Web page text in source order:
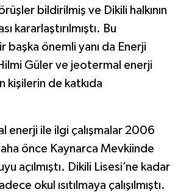
bildirilmiş ve Dikili halkının
kararlaştırılmıştı. Bu
başka önemli yanı da Enerji
Güler ve jeotermal enerji
kişilerin de katkıda
enerji ile ilgi çalışmalar 2006
önce Kaynarca Mevkiinde
açılmıştı. Dikili Lisesi’ne kadar
okul ısıtılmaya çalışılmıştı.